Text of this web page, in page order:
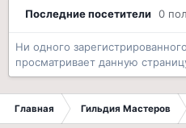
Последние посетители 0
Ни одного
просматривает данную
Главная Гильдия Мастеров